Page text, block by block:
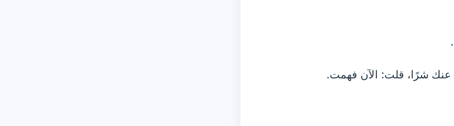
شرًا، قلت: الآن فهمت.